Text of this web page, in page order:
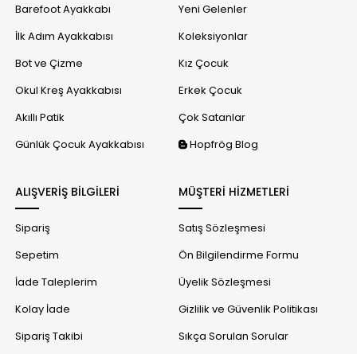
Barefoot Ayakkabı
İlk Adım Ayakkabısı
Bot ve Çizme
Okul Kreş Ayakkabısı
Akıllı Patik
Günlük Çocuk Ayakkabısı
Yeni Gelenler
Koleksiyonlar
Kız Çocuk
Erkek Çocuk
Çok Satanlar
Hopfrög Blog
ALIŞVERİŞ BİLGİLERİ
Sipariş
Sepetim
İade Taleplerim
Kolay İade
Sipariş Takibi
MÜŞTERİ HİZMETLERİ
Satış Sözleşmesi
Ön Bilgilendirme Formu
Üyelik Sözleşmesi
Gizlilik ve Güvenlik Politikası
Sıkça Sorulan Sorular